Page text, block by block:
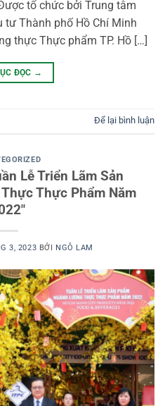
tổ chức bởi Trung tâm
Thành phố Hồ Chí Minh
thực Thực phẩm TP. Hồ […]
ĐỌC →
Để lại bình luận
Lễ Triển Lãm Sản
Thực Phẩm Năm
3, 2023 BỞI NGÔ LAM